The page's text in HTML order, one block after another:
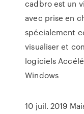
cadbro est un
avec prise en
spécialement
visualiser et
logiciels
Windows
10 juil. 2019